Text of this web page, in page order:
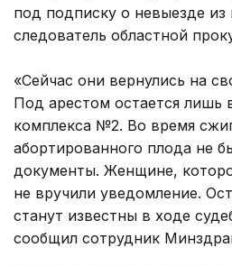
под подписку о невыезде из
следователь областной
«Сейчас они вернулись на
Под арестом остается лишь
комплекса №2. Во время
абортированного плода не
документы. Женщине,
не вручили уведомление.
станут известны в ходе
сообщил сотрудник